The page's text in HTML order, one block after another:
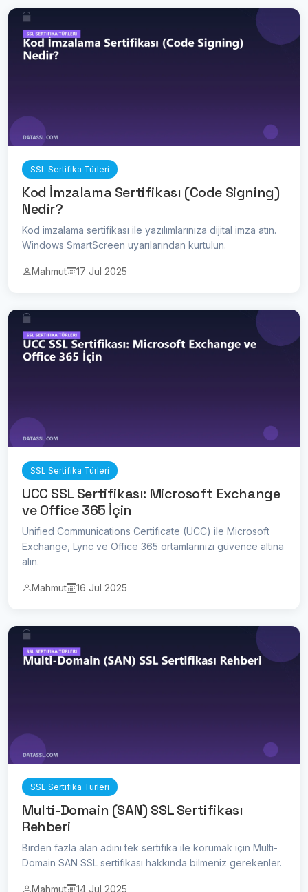
SSL Sertifika Türleri
Kod İmzalama Sertifikası (Code Signing)
Nedir?
Kod imzalama sertifikası ile yazılımlarınıza dijital imza atın.
Windows SmartScreen uyarılarından kurtulun.
Mahmut 17 Jul 2025
SSL Sertifika Türleri
UCC SSL Sertifikası: Microsoft Exchange
ve Office 365 İçin
Unified Communications Certificate (UCC) ile Microsoft
Exchange, Lync ve Office 365 ortamlarınızı güvence altına
alın.
Mahmut 16 Jul 2025
SSL Sertifika Türleri
Multi-Domain (SAN) SSL Sertifikası
Rehberi
Birden fazla alan adını tek sertifika ile korumak için Multi-
Domain SAN SSL sertifikası hakkında bilmeniz gerekenler.
Mahmut 14 Jul 2025